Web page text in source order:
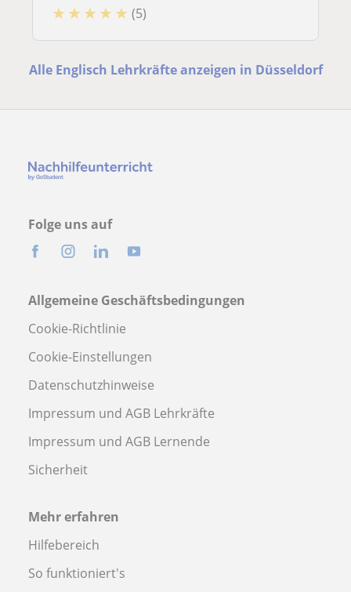
★ ★ ★ ★ ★ (5)
Alle Englisch Lehrkräfte anzeigen in Düsseldorf
Folge uns auf
Allgemeine Geschäftsbedingungen
Cookie-Richtlinie
Cookie-Einstellungen
Datenschutzhinweise
Impressum und AGB Lehrkräfte
Impressum und AGB Lernende
Sicherheit
Mehr erfahren
Hilfebereich
So funktioniert's